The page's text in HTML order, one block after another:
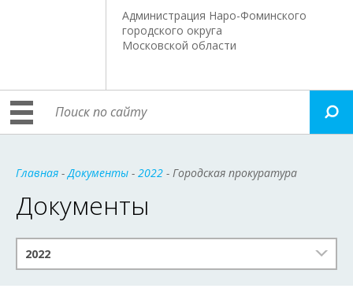
Администрация Наро-Фоминского
городского округа
Московской области
Главная -Документы - 2022 - Городская прокуратура
Документы
2022